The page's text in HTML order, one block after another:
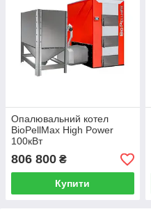
Опалювальний котел
BioPellMax High Power
100кВт
806 800 ₴
Купити